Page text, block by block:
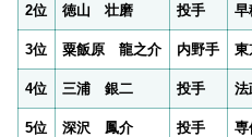
2位 徳山 壮磨 投手 早
3位 粟飯原 龍之介 内野手 東
4位 三浦 銀二 投手 法
5位 深沢 鳳介 投手 専